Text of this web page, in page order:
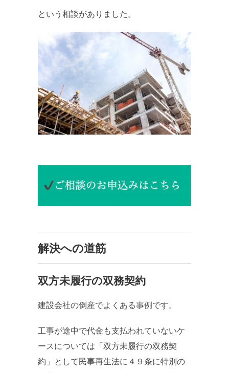
という相談がありました。
解決への道筋
双方未履行の双務契約
建設会社の倒産でよくある事例です。
工事が途中で代金も支払われていないケ
ースについては「双方未履行の双務契
約」として民事再生法に４９条に特別の